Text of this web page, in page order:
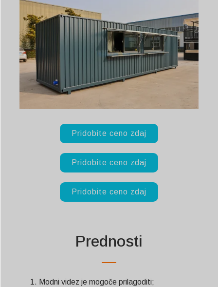
Pridobite ceno zdaj
Pridobite ceno zdaj
Pridobite ceno zdaj
Prednosti
Modni videz je mogoče prilagoditi;